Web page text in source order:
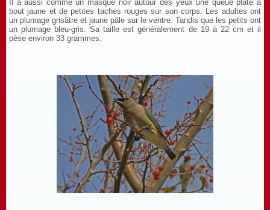
Il a aussi comme un masque noir autour des yeux une queue plate à
bout jaune et de petites taches rouges sur son corps. Les adultes ont
un plumage grisâtre et jaune pâle sur le ventre. Tandis que les petits ont
un plumage bleu-gris. Sa taille est généralement de 19 à 22 cm et il
pèse environ 33 grammes.